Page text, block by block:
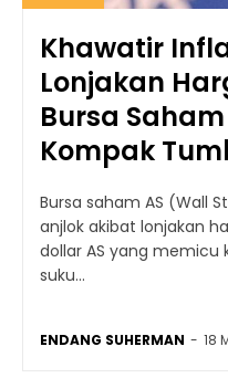
Khawatir
Lonjakan
Bursa
Kompak
Bursa saham AS (Wall
anjlok akibat lonjakan
dollar AS yang memicu
suku...
ENDANG SUHERMAN - 18